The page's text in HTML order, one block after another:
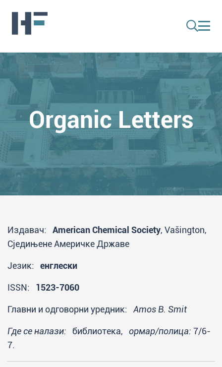
Organic Letters
Издавач: American Chemical Society, Vašington,
Сједињене Америчке Државе
Језик: енглески
ISSN: 1523-7060
Главни и одговорни уредник: Amos B. Smit
Где се налази: библиотека, ормар/полица: 7/6-
7.